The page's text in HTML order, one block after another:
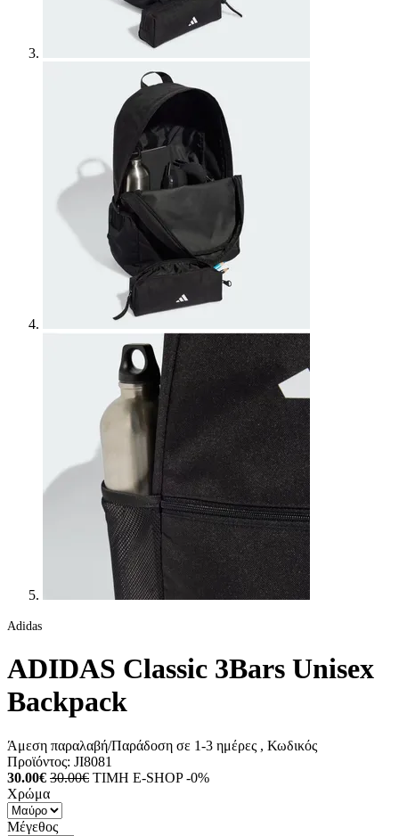
Adidas
ADIDAS Classic 3Bars Unisex
Backpack
Άμεση παραλαβή/Παράδοση σε 1-3 ημέρες , Κωδικός
Προϊόντος: JI8081
30.00€ 30.00€ ΤΙΜΗ E-SHOP -0%
Χρώμα
Μέγεθος